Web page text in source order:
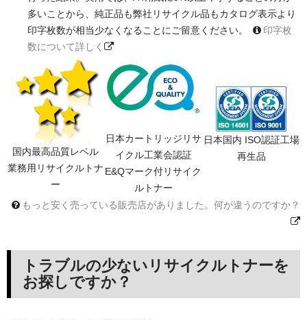
多いことから、純正品も弊社リサイクル品もカタログ表示より
印字枚数が相当少なくなることにご留意ください。
印字枚
数について詳しく
国内最高品質レベル
業務用リサイクルトナ
ー
日本カートリッジリサ
イクル工業会認証
E&Qマーク付リサイク
ルトナー
日本国内 ISO認証工場
再生品
もっと安く売っている販売店がありました。何が違うのですか？
トラブルの少ないリサイクルトナーを
お探しですか？